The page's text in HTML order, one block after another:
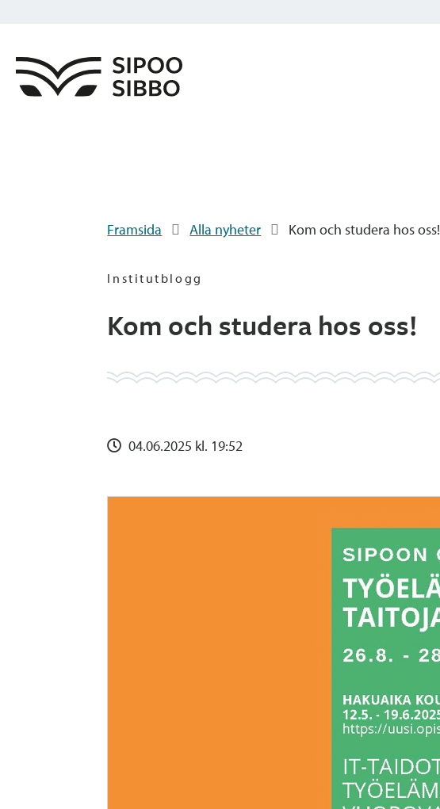
Framsida Alla nyheter Kom och studera hos oss!
Institutblogg
Kom och studera hos oss!
04.06.2025 kl. 19:52